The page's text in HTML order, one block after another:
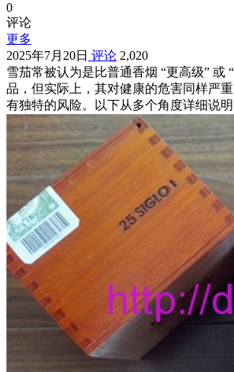
0
评论
更多
2025年7月20日 评论 2,020
雪茄常被认为是比普通香烟 “更高级” 或
品，但实际上，其对健康的危害同样严
有独特的风险。以下从多个角度详细说明